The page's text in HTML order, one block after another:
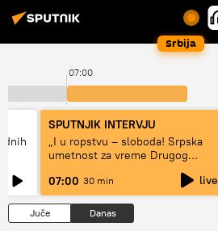
Srbija
07:00
SPUTNJIK INTERVJU
„I u ropstvu – sloboda! Srpska
umetnost za vreme Drugog
07:00 30 min live
Juče Danas